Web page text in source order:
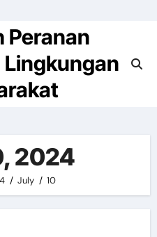
Peranan
Lingkungan
2024
July 10